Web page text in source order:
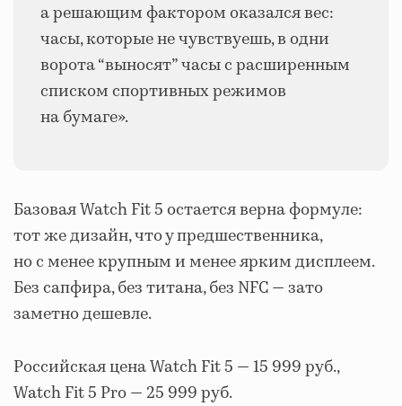
а решающим фактором оказался вес:
часы, которые не чувствуешь, в одни
ворота “выносят” часы с расширенным
списком спортивных режимов
на бумаге».
Базовая Watch Fit 5 остается верна формуле:
тот же дизайн, что у предшественника,
но с менее крупным и менее ярким дисплеем.
Без сапфира, без титана, без NFC — зато
заметно дешевле.
Российская цена Watch Fit 5 — 15 999 руб.,
Watch Fit 5 Pro — 25 999 руб.